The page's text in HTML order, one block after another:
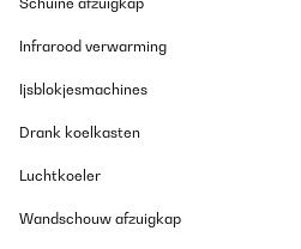
Amazon user
Infrarood verwarming
Ijsblokjesmachines
Drank koelkasten
Luchtkoeler
Wandschouw afzuigkap